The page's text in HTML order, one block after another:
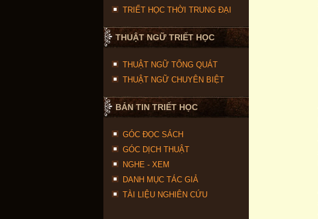
TRIẾT HỌC THỜI TRUNG ĐẠI
THUẬT NGỮ TRIẾT HỌC
THUẬT NGỮ TỔNG QUÁT
THUẬT NGỮ CHUYÊN BIỆT
BẢN TIN TRIẾT HỌC
GÓC ĐỌC SÁCH
GÓC DỊCH THUẬT
NGHE - XEM
DANH MỤC TÁC GIẢ
TÀI LIỆU NGHIÊN CỨU